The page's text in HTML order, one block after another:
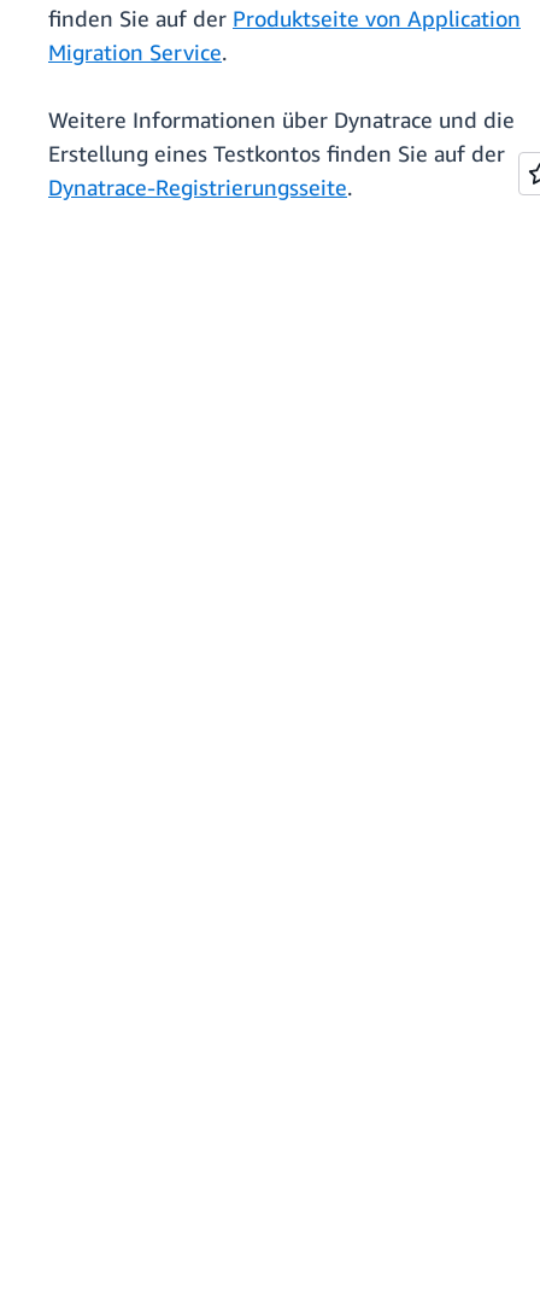
finden Sie auf der Produktseite von Application
Migration Service.
Weitere Informationen über Dynatrace und die
Erstellung eines Testkontos finden Sie auf der
Dynatrace-Registrierungsseite.